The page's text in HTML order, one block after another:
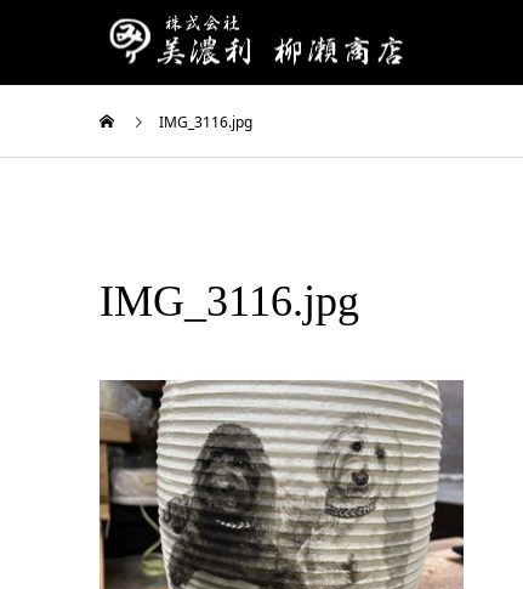
IMG_3116.jpg
IMG_3116.jpg